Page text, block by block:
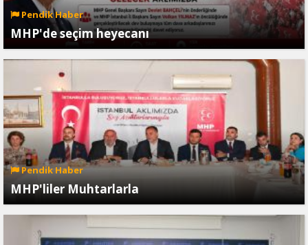
Pendik Haber
MHP'de seçim heyecanı
Pendik Haber
MHP'liler Muhtarlarla